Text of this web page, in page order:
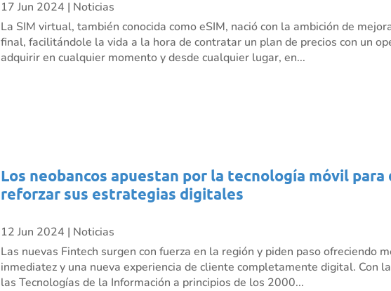
17 Jun 2024 | Noticias
La SIM virtual, también conocida como eSIM, nació con la ambición de
final, facilitándole la vida a la hora de contratar un plan de precios con un
adquirir en cualquier momento y desde cualquier lugar, en...
Los neobancos apuestan por la tecnología móvil
reforzar sus estrategias digitales
12 Jun 2024 | Noticias
Las nuevas Fintech surgen con fuerza en la región y piden paso ofreciendo
inmediatez y una nueva experiencia de cliente completamente digital. Con
las Tecnologías de la Información a principios de los 2000...